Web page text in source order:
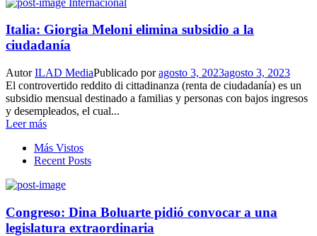
Italia: Giorgia Meloni elimina subsidio a la
ciudadanía
AutorILAD MediaPublicado poragosto 3, 2023agosto 3, 2023
El controvertido reddito di cittadinanza (renta de ciudadanía) es un
subsidio mensual destinado a familias y personas con bajos ingresos
y desempleados, el cual...
Leer más
Más Vistos
Recent Posts
Congreso: Dina Boluarte pidió convocar a una
legislatura extraordinaria